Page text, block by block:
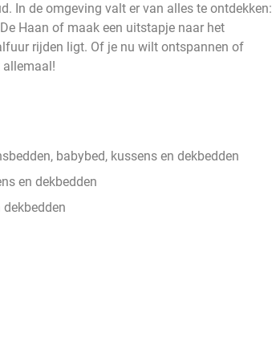
In de omgeving valt er van alles te ontdekken:
Haan of maak een uitstapje naar het
rijden ligt. Of je nu wilt ontspannen of
allemaal!
babybed, kussens en dekbedden
en dekbedden